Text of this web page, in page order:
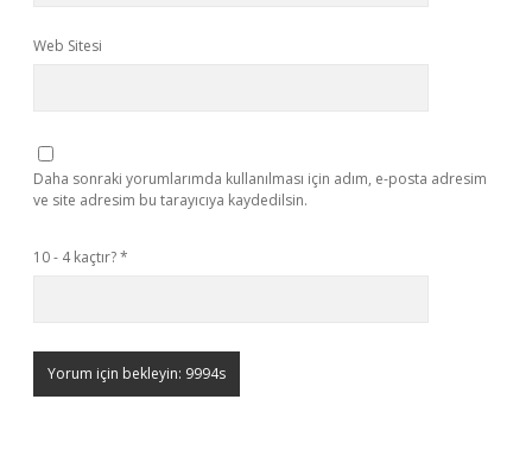
Web Sitesi
Daha sonraki yorumlarımda kullanılması için adım, e-posta adresim
ve site adresim bu tarayıcıya kaydedilsin.
10 - 4 kaçtır?*